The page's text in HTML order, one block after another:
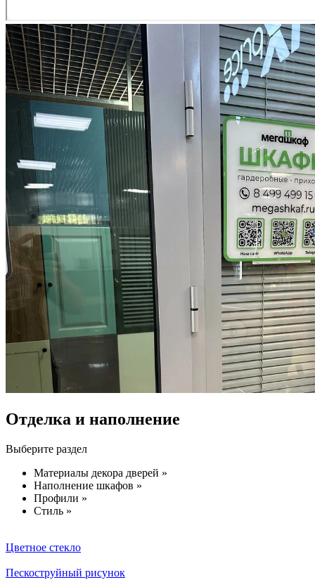
Отделка и наполнение
Выберите раздел
Материалы декора дверей »
Наполнение шкафов »
Профили »
Стиль »
Цветное стекло
Пескоструйный рисунок